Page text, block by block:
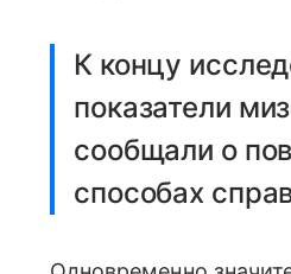
К концу
показатели
сообщали о
способах